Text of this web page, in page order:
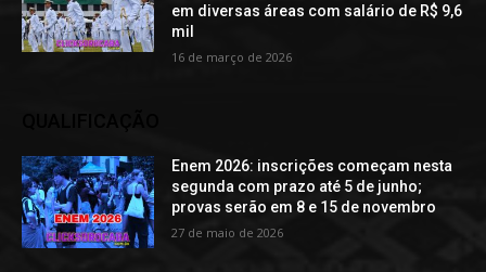
em diversas áreas com salário de R$ 9,6
mil
16 de março de 2026
Enem 2026: inscrições começam nesta
segunda com prazo até 5 de junho;
provas serão em 8 e 15 de novembro
27 de maio de 2026